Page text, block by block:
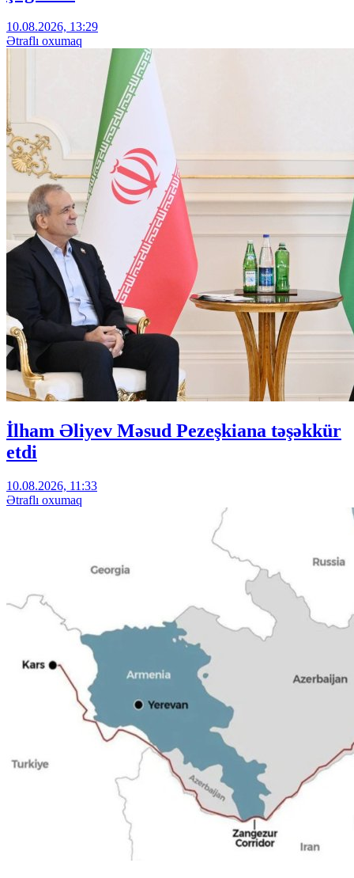
10.08.2026, 13:29
Ətraflı oxumaq
İlham Əliyev Məsud Pezeşkiana təşəkkür
etdi
10.08.2026, 11:33
Ətraflı oxumaq